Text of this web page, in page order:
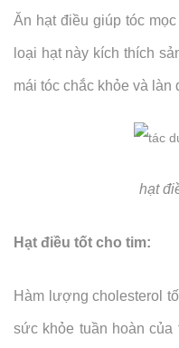
Ăn hạt điều giúp tóc
loại hạt này kích thích
mái tóc chắc khỏe và làn
hạt
Hạt điều tốt cho tim:
Hàm lượng cholesterol
sức khỏe tuần hoàn